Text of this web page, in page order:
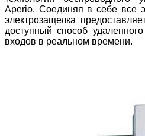
Aperio. Соединяя в себе все
электрозащелка
доступный способ
входов в реальном времени.